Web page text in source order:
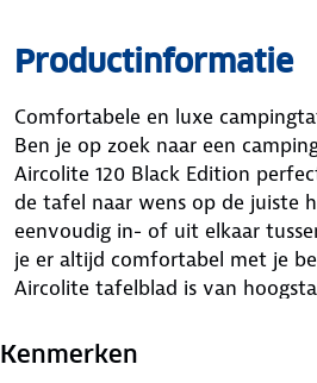
Productinformatie
Comfortabele en luxe
Ben je op zoek naar een
Aircolite 120 Black Edition
de tafel naar wens op de juiste
eenvoudig in- of uit elkaar
je er altijd comfortabel met je
Aircolite tafelblad is van
krassen.
Kenmerken